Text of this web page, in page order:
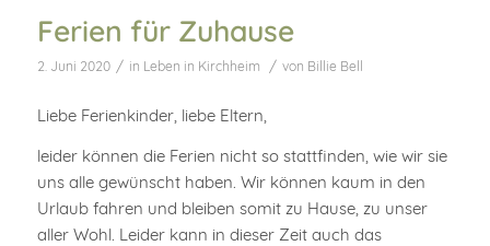
Ferien für Zuhause
2. Juni 2020 / in Leben in Kirchheim / von Billie Bell
Liebe Ferienkinder, liebe Eltern,
leider können die Ferien nicht so stattfinden, wie wir sie
uns alle gewünscht haben. Wir können kaum in den
Urlaub fahren und bleiben somit zu Hause, zu unser
aller Wohl. Leider kann in dieser Zeit auch das